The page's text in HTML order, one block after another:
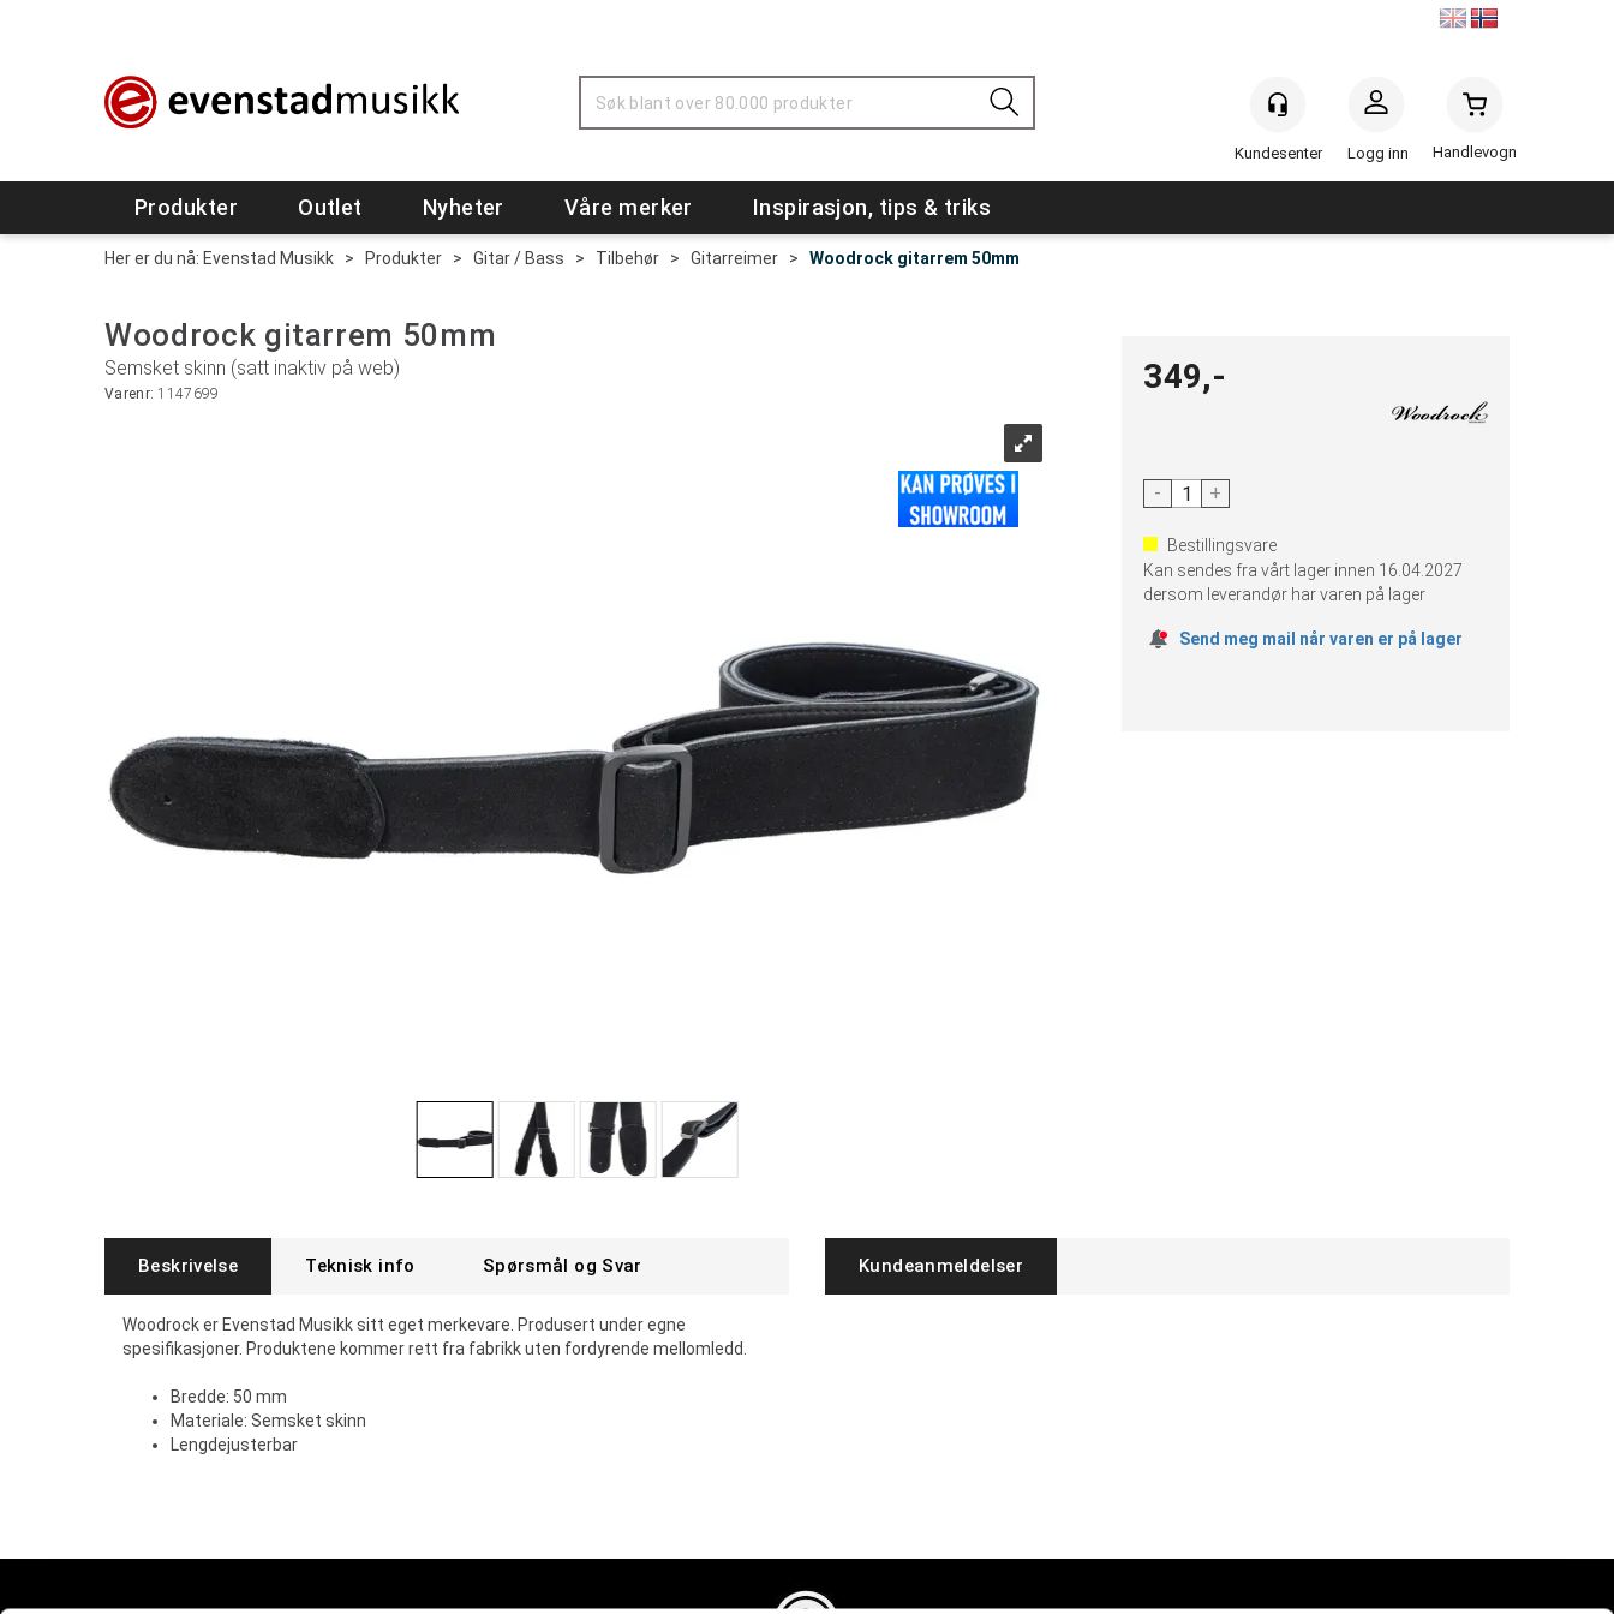
Logg inn Handlevogn
Produkter Outlet Nyheter Våre merker Inspirasjon, tips & triks
Her er du nå: Evenstad Musikk > Produkter > Gitar / Bass > Tilbehør > Gitarreimer > Woodrock gitarrem 50mm
Woodrock gitarrem 50mm
Semsket skinn (satt inaktiv på web)
Varenr:1147699 349,-
- +
Bestillingsvare
Kan sendes fra vårt lager innen 16.04.2027
dersom leverandør har varen på lager
Send meg mail når varen er på lager
Beskrivelse Teknisk info Spørsmål og Svar
Woodrock er Evenstad Musikk sitt eget merkevare. Produsert under egne
spesifikasjoner. Produktene kommer rett fra fabrikk uten fordyrende mellomledd.
Bredde: 50 mm
Materiale: Semsket skinn
Lengdejusterbar
Kundeanmeldelser